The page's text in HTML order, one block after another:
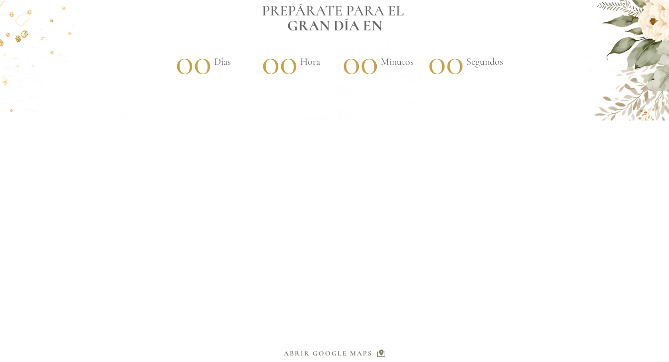
PREPÁRATE PARA EL
GRAN DÍA EN
00 Días 00 Hora 00 Minutos 00 Segundos
ABRIR GOOGLE MAPS